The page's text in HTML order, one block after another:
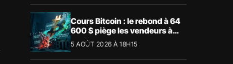
Cours Bitcoin : le rebond à 64
600 $ piège les vendeurs à
découvert
5 AOÛT 2026 À 18H15